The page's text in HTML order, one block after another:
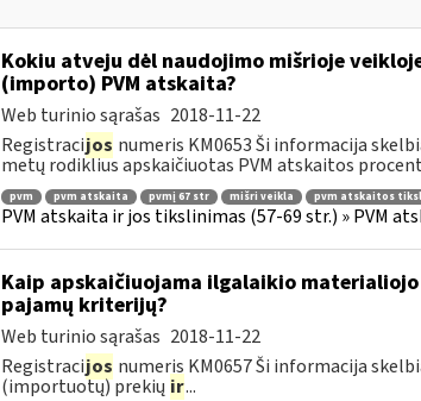
Kokiu atveju dėl naudojimo mišrioje
(importo) PVM atskaita?
Web turinio sąrašas 2018-11-22
Registracijos numeris KM0653 Ši informacija
metų rodiklius apskaičiuotas PVM atskaitos
pvm pvm atskaita pvmį 67 str mišri veikla pvm atskaitos
PVM atskaita ir jos tikslinimas (57-69 str.) » PVM
Kaip apskaičiuojama ilgalaikio
pajamų kriterijų?
Web turinio sąrašas 2018-11-22
Registracijos numeris KM0657 Ši informacija
(importuotų) prekių ir...